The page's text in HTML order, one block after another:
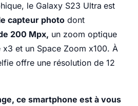
le Galaxy S23 Ultra est
capteur photo dont
200 Mpx, un zoom optique
et un Space Zoom x100. À
offre une résolution de 12
ce smartphone est à vous